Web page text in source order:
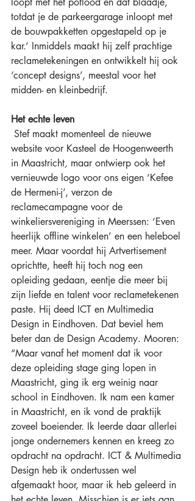
totdat je de parkeergarage inloopt met
de bouwpakketten opgestapeld op je
kar.’ Inmiddels maakt hij zelf prachtige
reclametekeningen en ontwikkelt hij ook
‘concept designs’, meestal voor het
midden- en kleinbedrijf.
Het echte leven
website voor Kasteel de Hoogenweerth
in Maastricht, maar ontwierp ook het
vernieuwde logo voor ons eigen ‘Kefee
de Hermeni-j’, verzon de
reclamecampagne voor de
winkeliersvereniging in Meerssen: ‘Even
heerlijk offline winkelen’ en een heleboel
meer. Maar voordat hij Artvertisement
oprichtte, heeft hij toch nog een
opleiding gedaan, eentje die meer bij
zijn liefde en talent voor reclametekenen
paste. Hij deed ICT en Multimedia
Design in Eindhoven. Dat beviel hem
beter dan de Design Academy. Mooren:
“Maar vanaf het moment dat ik voor
deze opleiding stage ging lopen in
Maastricht, ging ik erg weinig naar
school in Eindhoven. Ik nam een kamer
in Maastricht, en ik vond de praktijk
zoveel boeiender. Ik leerde daar allerlei
jonge ondernemers kennen en kreeg zo
opdracht na opdracht. ICT & Multimedia
Design heb ik ondertussen wel
afgemaakt hoor, maar ik heb geleerd in